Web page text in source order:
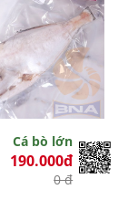
Cá bò lớn
190.000đ
0 đ